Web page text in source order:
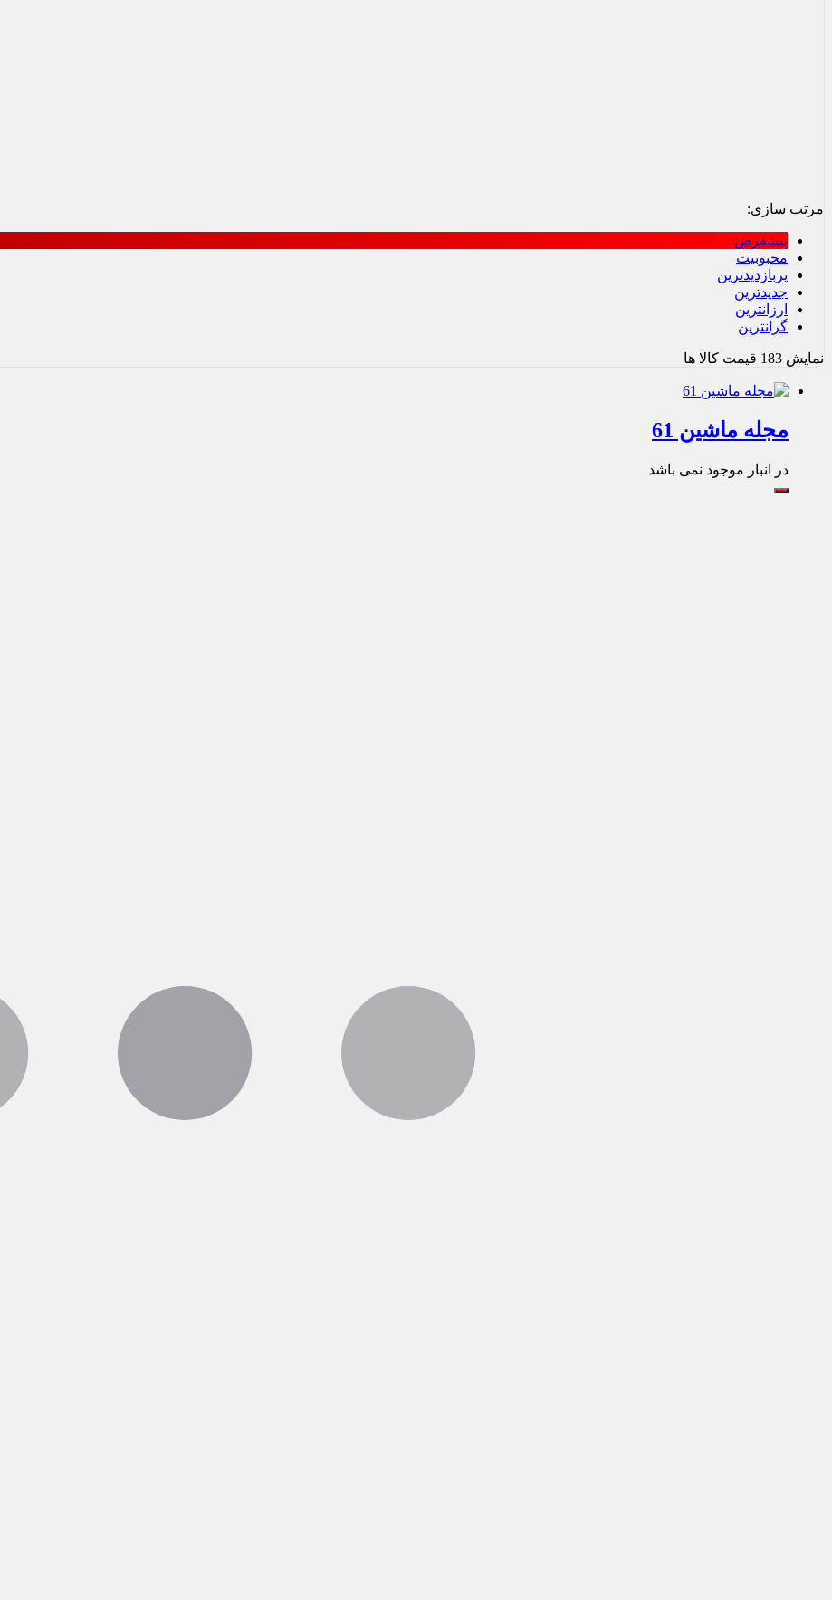
مرتب سازی:
پیشفرض
محبوبیت
پربازدیدترین
جدیدترین
ارزانترین
گرانترین
نمایش 183 قیمت کالا ها
مجله ماشین 61
در انبار موجود نمی باشد